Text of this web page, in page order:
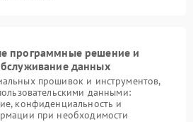
программные решение и
данных
прошивок и инструментов,
данными:
конфиденциальность и
при необходимости